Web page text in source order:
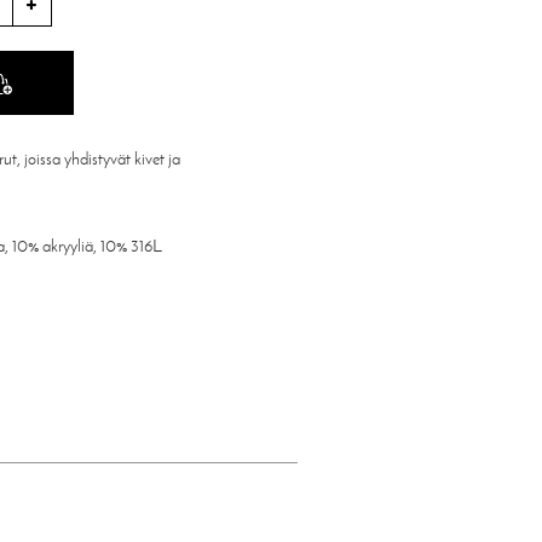
joissa yhdistyvät kivet ja
akryyliä, 10% 316L